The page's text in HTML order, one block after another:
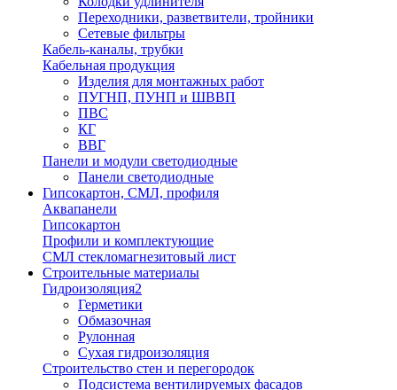
Переходники, разветвители, тройники
Сетевые фильтры
Кабель-каналы, трубки
Кабельная продукция
Изделия для монтажных работ
ПУГНП, ПУНП и ШВВП
ПВС
КГ
ВВГ
Панели и модули светодиодные
Панели светодиодные
Гипсокартон, СМЛ, профиля
Аквапанели
Гипсокартон
Профили и комплектующие
СМЛ стекломагнезитовый лист
Строительные материалы
Гидроизоляция2
Герметики
Обмазочная
Рулонная
Сухая гидроизоляция
Строительство стен и перегородок
Подсистема вентилируемых фасадов